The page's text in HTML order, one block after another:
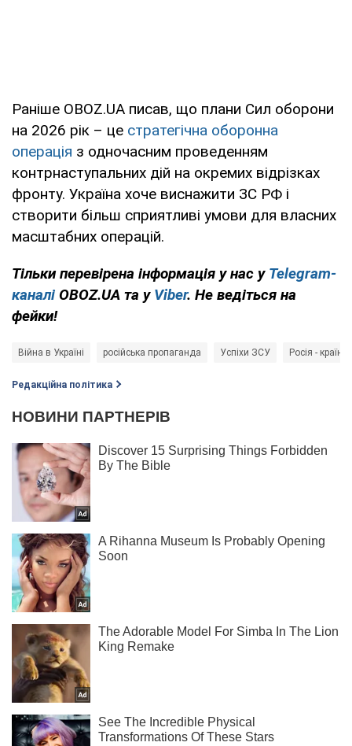
Раніше OBOZ.UA писав, що плани Сил оборони
на 2026 рік – це стратегічна оборонна
операція з одночасним проведенням
контрнаступальних дій на окремих відрізках
фронту. Україна хоче виснажити ЗС РФ і
створити більш сприятливі умови для власних
масштабних операцій.
Тільки перевірена інформація у нас у Telegram-
каналі OBOZ.UA та у Viber. Не ведіться на
фейки!
Війна в Україні російська пропаганда Успіхи ЗСУ Росія -
Редакційна політика